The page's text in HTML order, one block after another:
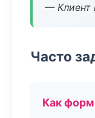
— Клиент
Часто
Как